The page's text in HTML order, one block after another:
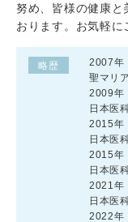
努め、皆様の健康と
おります。お気軽に
略歴
2007
聖マリ
2009年
日本医
2015年
日本医
2015年
日本医
2021年
日本医
2022